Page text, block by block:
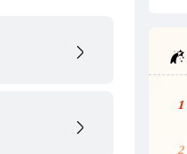
1
2